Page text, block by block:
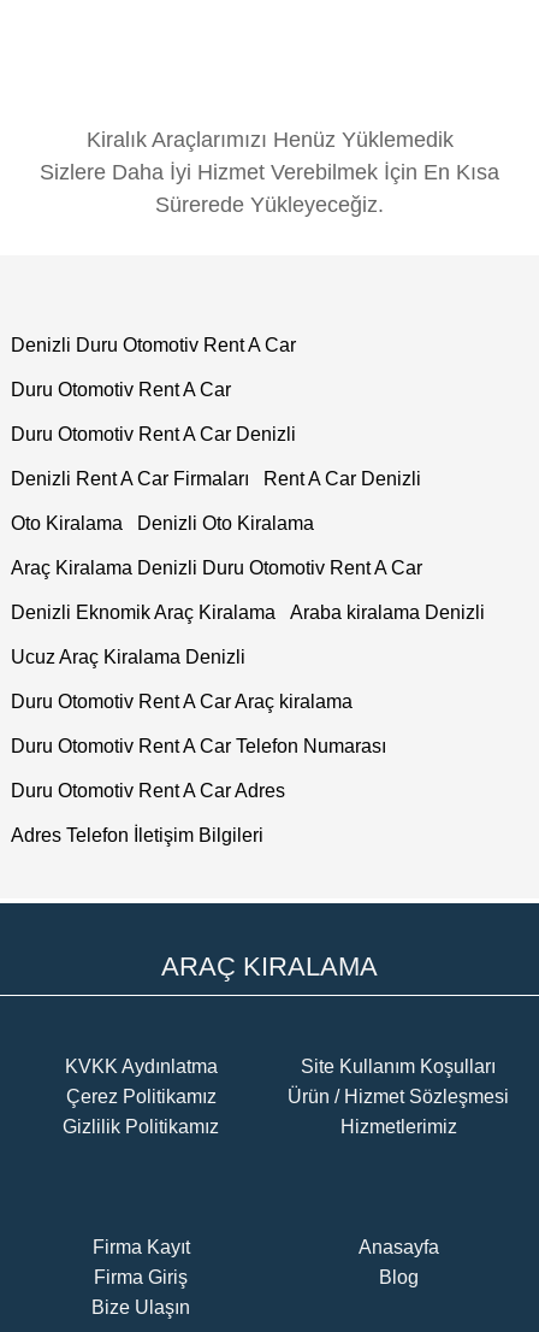
Kiralık Araçlarımızı Henüz Yüklemedik
Sizlere Daha İyi Hizmet Verebilmek İçin En Kısa
Sürerede Yükleyeceğiz.
Denizli Duru Otomotiv Rent A Car
Duru Otomotiv Rent A Car
Duru Otomotiv Rent A Car Denizli
Denizli Rent A Car Firmaları Rent A Car Denizli
Oto Kiralama Denizli Oto Kiralama
Araç Kiralama Denizli Duru Otomotiv Rent A Car
Denizli Eknomik Araç Kiralama Araba kiralama Denizli
Ucuz Araç Kiralama Denizli
Duru Otomotiv Rent A Car Araç kiralama
Duru Otomotiv Rent A Car Telefon Numarası
Duru Otomotiv Rent A Car Adres
Adres Telefon İletişim Bilgileri
ARAÇ KIRALAMA
KVKK Aydınlatma
Çerez Politikamız
Gizlilik Politikamız
Site Kullanım Koşulları
Ürün / Hizmet Sözleşmesi
Hizmetlerimiz
Firma Kayıt
Firma Giriş
Bize Ulaşın
Anasayfa
Blog